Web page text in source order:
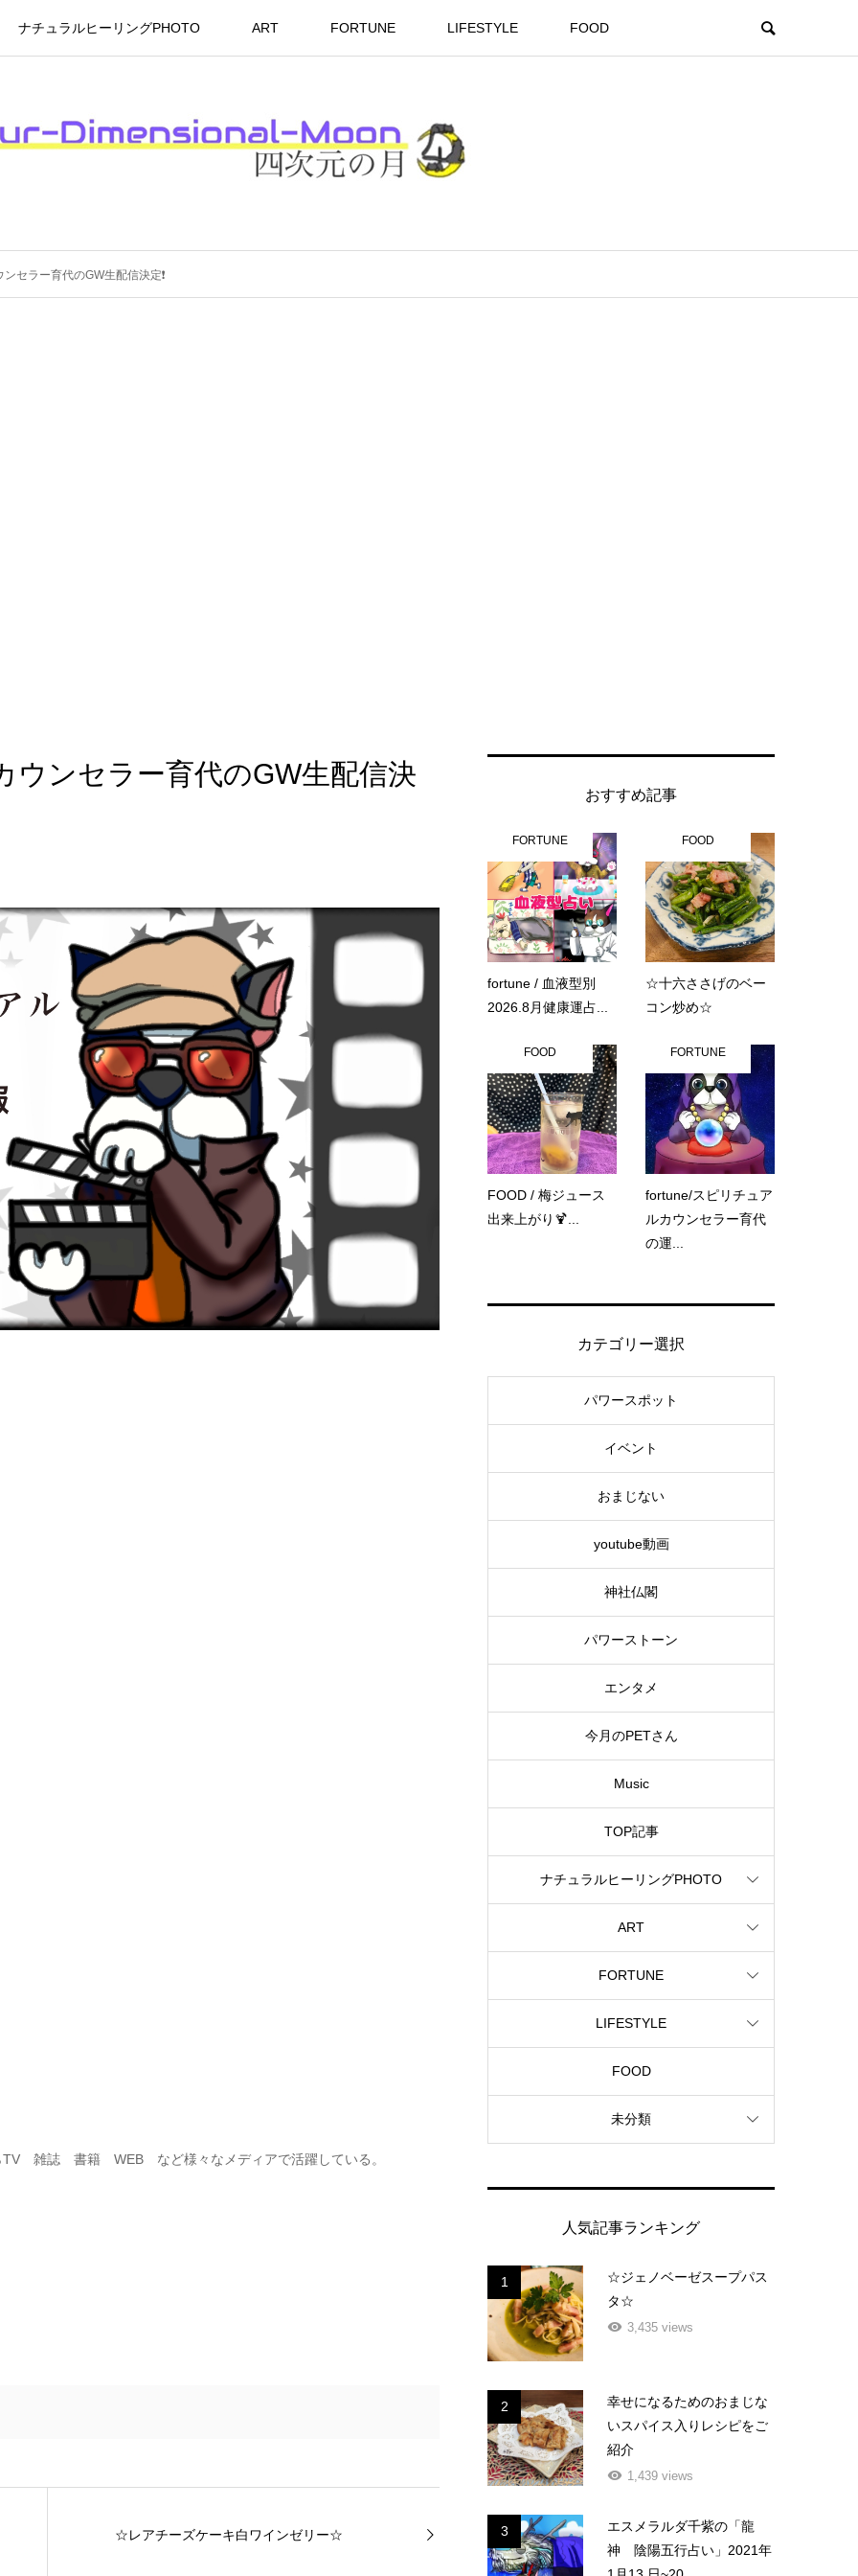
ナチュラルヒーリングPHOTO ART FORTUNE LIFESTYLE FOOD
セラー育代のGW生配信決定❗️
ンセラー育代のGW生配信決
TV 雑誌 書籍 WEB など様々なメディアで活躍している。
☆レアチーズケーキ白ワインゼリー☆
おすすめ記事
FORTUNE
fortune / 血液型別
2026.8月健康運占...
FOOD
☆十六ささげのベー
コン炒め☆
FOOD
FOOD / 梅ジュース
出来上がり🍹...
FORTUNE
fortune/スピリチュア
ルカウンセラー育代
の運...
カテゴリー選択
パワースポット
イベント
おまじない
youtube動画
神社仏閣
パワーストーン
エンタメ
今月のPETさん
Music
TOP記事
ナチュラルヒーリングPHOTO
ART
FORTUNE
LIFESTYLE
FOOD
未分類
人気記事ランキング
1
☆ジェノベーゼスープパス
タ☆
3,435 views
2
幸せになるためのおまじな
いスパイス入りレシピをご
紹介
1,439 views
3
エスメラルダ千紫の「龍
神 陰陽五行占い」2021年